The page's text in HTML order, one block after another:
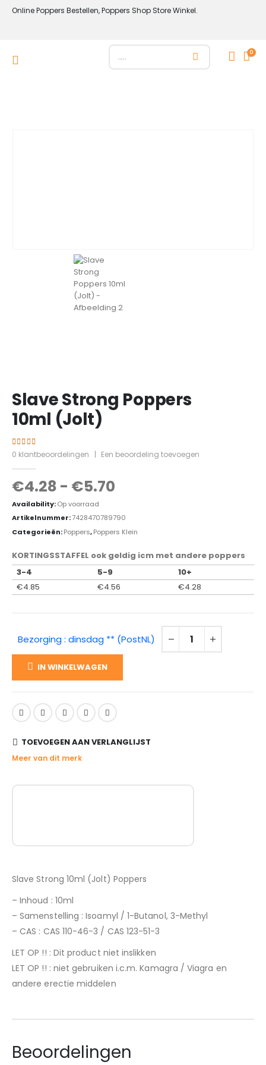
Online Poppers Bestellen, Poppers Shop Store Winkel.
0
Slave Strong Poppers
10ml (Jolt)
5.00out of 5
0 klantbeoordelingen Een beoordeling toevoegen
€4.28 - €5.70
Availability:Op voorraad
Artikelnummer:7428470789790
Categorieën:Poppers,Poppers Klein
KORTINGSSTAFFEL ook geldig icm met andere poppers
3-4
5-9
10+
€4.85 €4.56 €4.28
Bezorging : dinsdag ** (PostNL)
IN WINKELWAGEN
TOEVOEGEN AAN VERLANGLIJST
Meer van dit merk
Slave Strong 10ml (Jolt) Poppers
– Inhoud : 10ml
– Samenstelling : Isoamyl / 1-Butanol, 3-Methyl
– CAS : CAS 110-46-3 / CAS 123-51-3
LET OP !! : Dit product niet inslikken
LET OP !! : niet gebruiken i.c.m. Kamagra / Viagra en
andere erectie middelen
Beoordelingen